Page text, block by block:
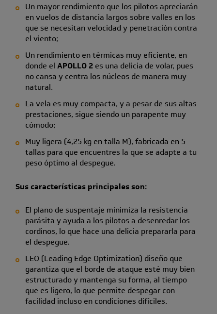
Un mayor rendimiento que los pilotos apreciarán
en vuelos de distancia largos sobre valles en los
que se necesitan velocidad y penetración contra
el viento;
Un rendimiento en térmicas muy eficiente, en
donde el APOLLO 2es una delicia de volar, pues
no cansa y centra los núcleos de manera muy
natural.
La vela es muy compacta, y a pesar de sus altas
prestaciones, sigue siendo un parapente muy
cómodo;
Muy ligera (4,25 kg en talla M), fabricada en 5
tallas para que encuentres la que se adapte a tu
peso óptimo al despegue.
Sus características principales son:
El plano de suspentaje minimiza la resistencia
parásita y ayuda a los pilotos a desenredar los
cordinos, lo que hace una delicia prepararla para
el despegue.
LEO (Leading Edge Optimization) diseño que
garantiza que el borde de ataque esté muy bien
estructurado y mantenga su forma, al tiempo
que es ligero, lo que permite despegar con
facilidad incluso en condiciones difíciles.